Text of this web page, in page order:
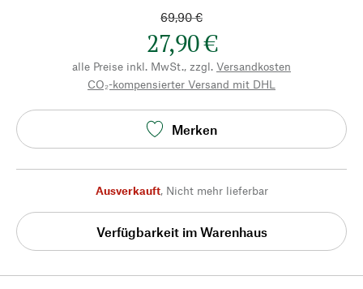
69,90 €
27,90 €
alle Preise inkl. MwSt., zzgl. Versandkosten
CO₂-kompensierter Versand mit DHL
Merken
Ausverkauft, Nicht mehr lieferbar
Verfügbarkeit im Warenhaus